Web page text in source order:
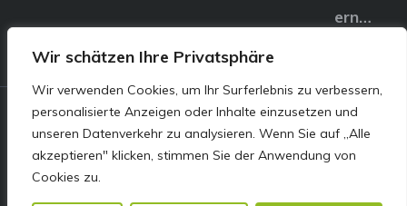
Wir schätzen Ihre Privatsphäre
Wir verwenden Cookies, um Ihr Surferlebnis zu verbessern,
personalisierte Anzeigen oder Inhalte einzusetzen und
unseren Datenverkehr zu analysieren. Wenn Sie auf „Alle
akzeptieren" klicken, stimmen Sie der Anwendung von
Cookies zu.
ern…
© E&S Motors GmbH,
Linzer Straße 83 4240
Freistadt